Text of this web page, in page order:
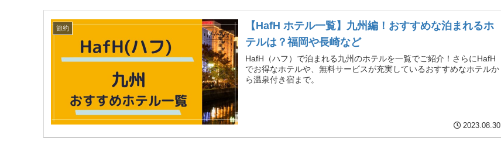
節約
【HafH ホテル一覧】九州編！おすすめな泊まれるホ
テルは？福岡や長崎など
HafH（ハフ）で泊まれる九州のホテルを一覧でご紹介！さらにHafH
でお得なホテルや、無料サービスが充実しているおすすめなホテルか
ら温泉付き宿まで。
2023.08.30